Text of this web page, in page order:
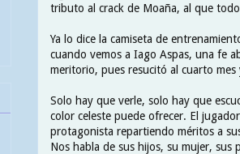
tributo al crack de Moaña, al que
Ya lo dice la camiseta de
cuando vemos a Iago Aspas, una fe
meritorio, pues resucitó al cuarto
Solo hay que verle, solo hay que
color celeste puede ofrecer. El
protagonista repartiendo méritos a
Nos habla de sus hijos, su mujer, sus